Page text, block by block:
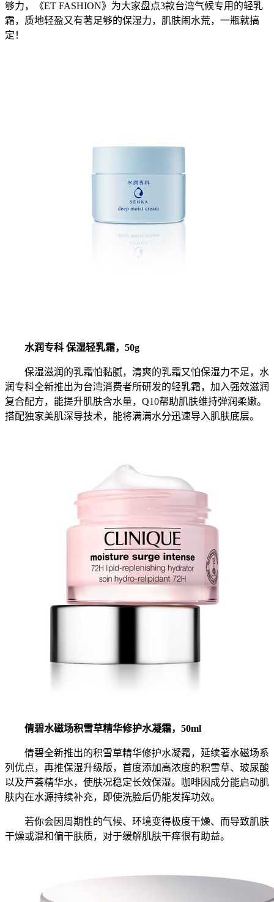
够力，《ET FASHION》为大家盘点3款台湾气候专用的轻乳
霜，质地轻盈又有著足够的保湿力，肌肤闹水荒，一瓶就搞
定！
水润专科 保湿轻乳霜，50g
保湿滋润的乳霜怕黏腻，清爽的乳霜又怕保湿力不足，水
润专科全新推出为台湾消费者所研发的轻乳霜，加入强效滋润
复合配方，能提升肌肤含水量，Q10帮助肌肤维持弹润柔嫩。
搭配独家美肌深导技术，能将满满水分迅速导入肌肤底层。
倩碧水磁场积雪草精华修护水凝霜，50ml
倩碧全新推出的积雪草精华修护水凝霜，延续著水磁场系
列优点，再推保湿升级版，首度添加高浓度的积雪草、玻尿酸
以及芦荟精华水，使肤况稳定长效保湿。咖啡因成分能启动肌
肤内在水源持续补充，即使洗脸后仍能发挥功效。
若你会因周期性的气候、环境变得极度干燥、而导致肌肤
干燥或混和偏干肤质，对于缓解肌肤干痒很有助益。